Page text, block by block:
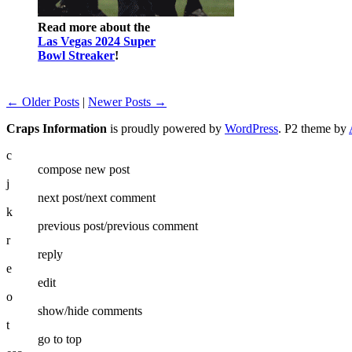
Read more about the
Las Vegas 2024 Super
Bowl Streaker!
← Older Posts | Newer Posts →
Craps Information is proudly powered by WordPress. P2 theme by
c
compose new post
j
next post/next comment
k
previous post/previous comment
r
reply
e
edit
o
show/hide comments
t
go to top